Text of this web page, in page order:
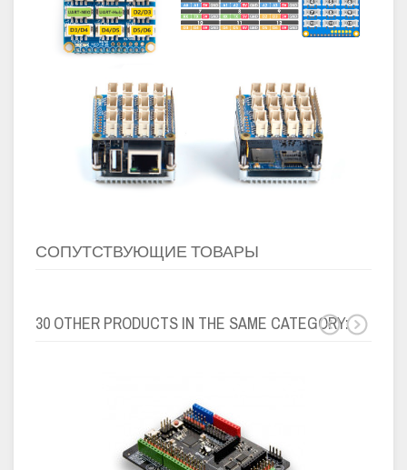
СОПУТСТВУЮЩИЕ ТОВАРЫ
30 OTHER PRODUCTS IN THE SAME CATEGORY: